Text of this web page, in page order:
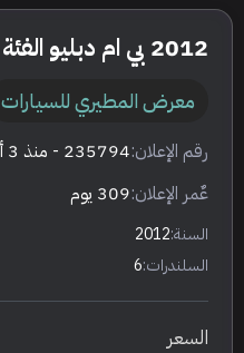
2012 بي ام دبليو الفئة السابعة 740 إل أي
معرض المطيري للسيارات
رقم الإعلان:235794 - منذ 3 أشهر
عٌمر الإعلان:309 يوم
السنة:2012
السلندرات:6
السعر